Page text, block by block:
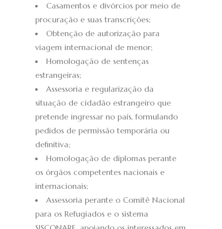
Casamentos e divórcios por meio de
procuração e suas transcrições;
Obtenção de autorização para
viagem internacional de menor;
Homologação de sentenças
estrangeiras;
Assessoria e regularização da
situação de cidadão estrangeiro que
pretende ingressar no país, formulando
pedidos de permissão temporária ou
definitiva;
Homologação de diplomas perante
os órgãos competentes nacionais e
internacionais;
Assessoria perante o Comitê Nacional
para os Refugiados e o sistema